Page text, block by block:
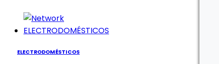
ELECTRODOMÉSTICOS
ELECTRODOMÉSTICOS